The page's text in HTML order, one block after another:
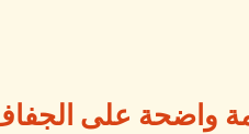
واضحة على